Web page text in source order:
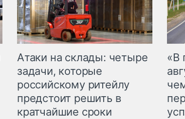
Атаки на склады: четыре
задачи, которые
российскому ритейлу
предстоит решить в
кратчайшие сроки
«В